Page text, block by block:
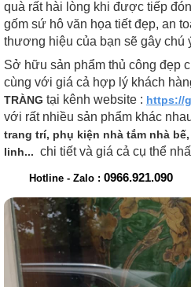
quà rất hài lòng khi được tiếp
gốm sứ hô văn họa tiết đẹp, an
thương hiệu của bạn sẽ gây chú
Sở hữu sản phẩm thủ công đẹp
cùng với giá cả hợp lý khách
TRÀNG tại kênh website : https://
với rất nhiều sản phẩm khác
trang trí, phụ kiện nhà tắm nhà
linh... chi tiết và giá cả cụ thể
Hotline - Zalo : 0966.921.090